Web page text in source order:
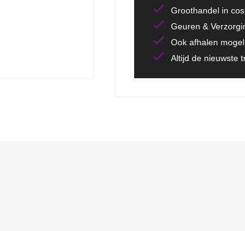
Groothandel in
Geuren &
Ook afhalen
Altijd de nieuwste